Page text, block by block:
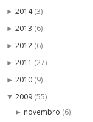
► 2014(3)
► 2013 (6)
► 2012 (6)
► 2011 (27)
► 2010 (9)
▼ 2009 (55)
► novembro (6)